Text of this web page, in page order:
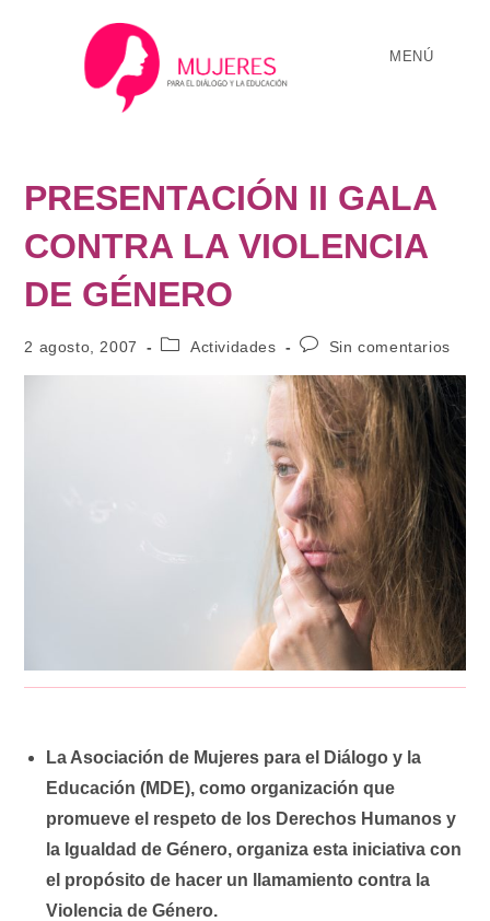
MENÚ
PRESENTACIÓN II GALA
CONTRA LA VIOLENCIA
DE GÉNERO
2 agosto, 2007 Actividades Sin comentarios
La Asociación de Mujeres para el Diálogo y la
Educación (MDE), como organización que
promueve el respeto de los Derechos Humanos y
la Igualdad de Género, organiza esta iniciativa con
el propósito de hacer un llamamiento contra la
Violencia de Género.